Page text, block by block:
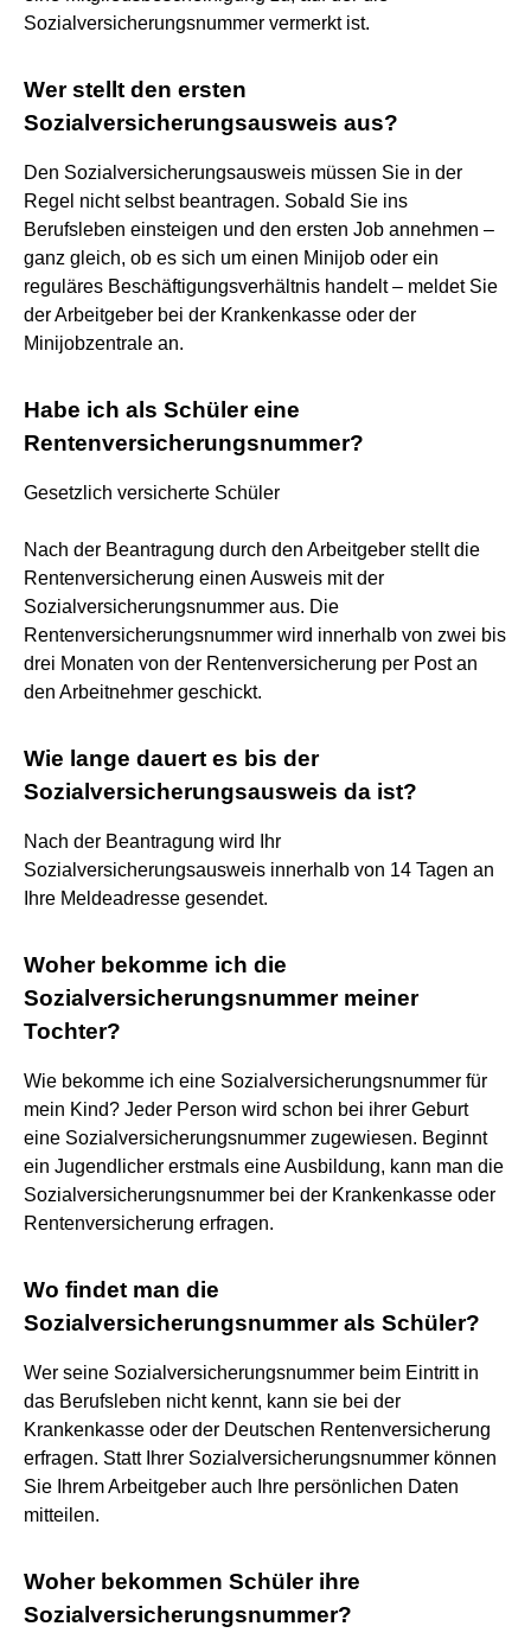
Sozialversicherungsnummer vermerkt ist.
Wer stellt den ersten
Sozialversicherungsausweis aus?
Den Sozialversicherungsausweis müssen Sie in der
Regel nicht selbst beantragen. Sobald Sie ins
Berufsleben einsteigen und den ersten Job annehmen –
ganz gleich, ob es sich um einen Minijob oder ein
reguläres Beschäftigungsverhältnis handelt – meldet Sie
der Arbeitgeber bei der Krankenkasse oder der
Minijobzentrale an.
Habe ich als Schüler eine
Rentenversicherungsnummer?
Gesetzlich versicherte Schüler
Nach der Beantragung durch den Arbeitgeber stellt die
Rentenversicherung einen Ausweis mit der
Sozialversicherungsnummer aus. Die
Rentenversicherungsnummer wird innerhalb von zwei bis
drei Monaten von der Rentenversicherung per Post an
den Arbeitnehmer geschickt.
Wie lange dauert es bis der
Sozialversicherungsausweis da ist?
Nach der Beantragung wird Ihr
Sozialversicherungsausweis innerhalb von 14 Tagen an
Ihre Meldeadresse gesendet.
Woher bekomme ich die
Sozialversicherungsnummer meiner
Tochter?
Wie bekomme ich eine Sozialversicherungsnummer für
mein Kind? Jeder Person wird schon bei ihrer Geburt
eine Sozialversicherungsnummer zugewiesen. Beginnt
ein Jugendlicher erstmals eine Ausbildung, kann man die
Sozialversicherungsnummer bei der Krankenkasse oder
Rentenversicherung erfragen.
Wo findet man die
Sozialversicherungsnummer als Schüler?
Wer seine Sozialversicherungsnummer beim Eintritt in
das Berufsleben nicht kennt, kann sie bei der
Krankenkasse oder der Deutschen Rentenversicherung
erfragen. Statt Ihrer Sozialversicherungsnummer können
Sie Ihrem Arbeitgeber auch Ihre persönlichen Daten
mitteilen.
Woher bekommen Schüler ihre
Sozialversicherungsnummer?